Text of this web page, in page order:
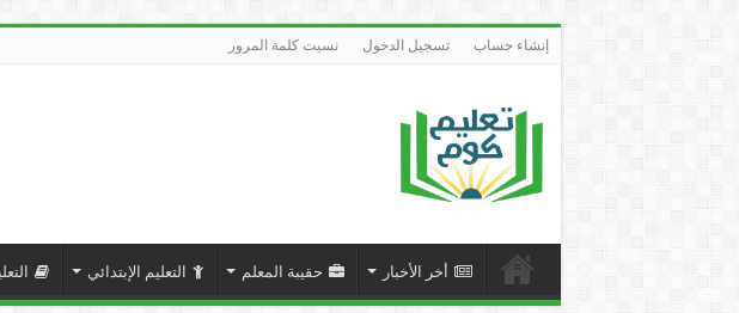
إنشاء حساب تسجيل الدخول نسيت كلمة المرور
أخر الأخبار حقيبة المعلم التعليم الإبتدائي